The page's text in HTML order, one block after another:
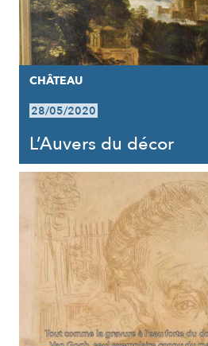
CHÂTEAU
28/05/2020
L’Auvers du décor